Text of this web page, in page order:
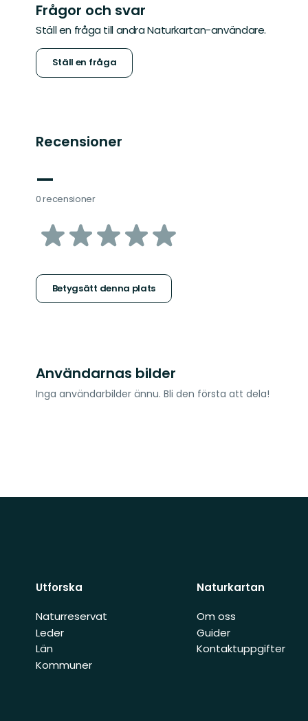
Frågor och svar
Ställ en fråga till andra Naturkartan-användare.
Ställ en fråga
Recensioner
—
0 recensioner
av
stjärnor
Betygsätt denna plats
Användarnas bilder
Inga användarbilder ännu. Bli den första att dela!
Utforska
Naturreservat
Leder
Län
Kommuner
Naturkartan
Om oss
Guider
Kontaktuppgifter